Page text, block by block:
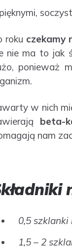
roku czekamy
nie ma to jak
ponieważ
w nich
beta-
nam
0,5
1,5 – 2